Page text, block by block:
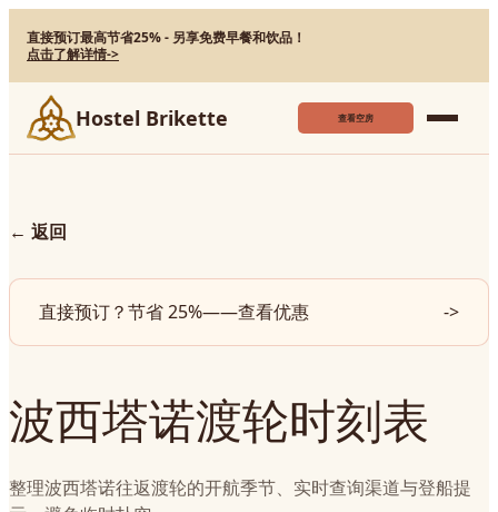
直接预订最高节省25% - 另享免费早餐和饮品！
点击了解详情->
Hostel Brikette 查看空房
← 返回
直接预订？节省 25%——查看优惠 ->
波西塔诺渡轮时刻表
整理波西塔诺往返渡轮的开航季节、实时查询渠道与登船提